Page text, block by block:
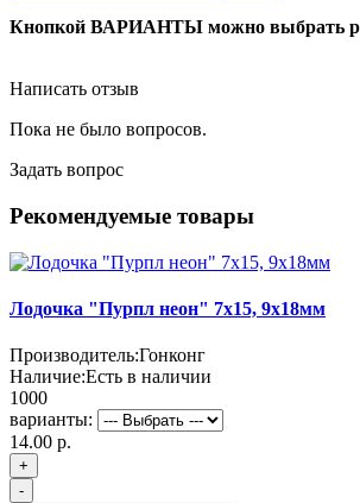
Кнопкой ВАРИАНТЫ можно выбрать
Написать отзыв
Пока не было вопросов.
Задать вопрос
Рекомендуемые товары
Лодочка "Пурпл неон" 7х15, 9х18мм
Производитель:Гонконг
Наличие:Есть в наличии
1000
варианты:
14.00 р.
+
-